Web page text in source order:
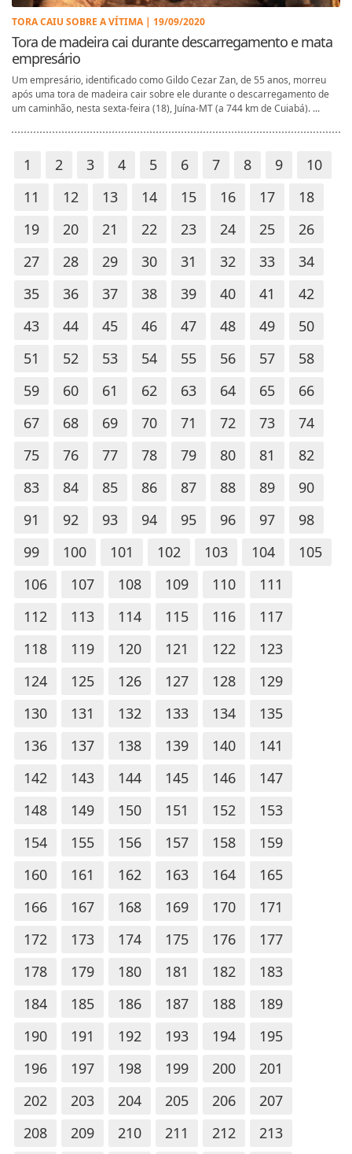
TORA CAIU SOBRE A VÍTIMA | 19/09/2020
Tora de madeira cai durante descarregamento e mata
empresário
Um empresário, identificado como Gildo Cezar Zan, de 55 anos, morreu
após uma tora de madeira cair sobre ele durante o descarregamento de
um caminhão, nesta sexta-feira (18), Juína-MT (a 744 km de Cuiabá). ...
1 2 3 4 5 6 7 8 9
10
11
12 13 14 15 16 17
18
19
20 21 22 23 24 25
26
27
28 29 30 31 32 33
34
35
36 37 38 39 40 41
42
43
44 45 46 47 48 49
50
51
52 53 54 55 56 57
58
59
60 61 62 63 64 65
66
67
68 69 70 71 72 73
74
75
76 77 78 79 80 81
82
83
84 85 86 87 88 89
90
91
92 93 94 95 96 97
98
99
100 101 102 103 104
105
106
107 108 109 110
111
112
113 114 115 116
117
118
119 120 121 122
123
124
125 126 127 128
129
130
131 132 133 134
135
136
137 138 139 140
141
142
143 144 145 146
147
148
149 150 151 152
153
154
155 156 157 158
159
160
161 162 163 164
165
166
167 168 169 170
171
172
173 174 175 176
177
178
179 180 181 182
183
184
185 186 187 188
189
190
191 192 193 194
195
196
197 198 199 200
201
202
203 204 205 206
207
208
209 210 211 212
213